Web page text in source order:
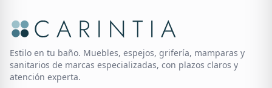
Estilo en tu baño. Muebles, espejos, grifería, mamparas y
sanitarios de marcas especializadas, con plazos claros y
atención experta.